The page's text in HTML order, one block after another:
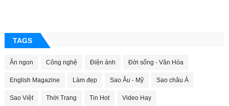
TAGS
Ăn ngon Công nghệ Điện ảnh Đời sống - Văn Hóa
English Magazine Làm đẹp Sao Âu - Mỹ Sao châu Á
Sao Việt Thời Trang Tin Hot Video Hay